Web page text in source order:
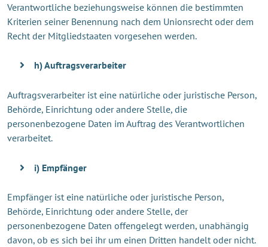
Verantwortliche beziehungsweise können die bestimmten
Kriterien seiner Benennung nach dem Unionsrecht oder dem
Recht der Mitgliedstaaten vorgesehen werden.
h) Auftragsverarbeiter
Auftragsverarbeiter ist eine natürliche oder juristische Person,
Behörde, Einrichtung oder andere Stelle, die
personenbezogene Daten im Auftrag des Verantwortlichen
verarbeitet.
i) Empfänger
Empfänger ist eine natürliche oder juristische Person,
Behörde, Einrichtung oder andere Stelle, der
personenbezogene Daten offengelegt werden, unabhängig
davon, ob es sich bei ihr um einen Dritten handelt oder nicht.